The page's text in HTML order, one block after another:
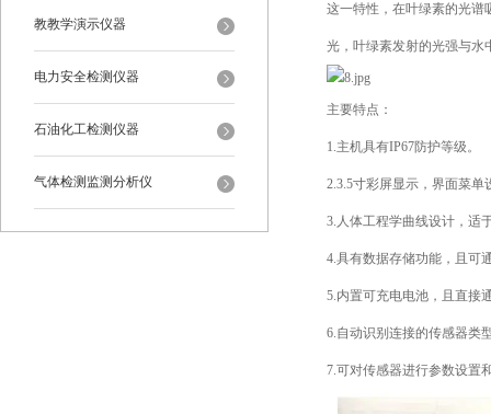
教教学演示仪器
电力安全检测仪器
石油化工检测仪器
气体检测监测分析仪
这一特性，在叶绿素的光谱
光，叶绿素发射的光强与水
主要特点：
1.主机具有IP67防护等级。
2.3.5寸彩屏显示，界面菜
3.人体工程学曲线设计，适
4.具有数据存储功能，且可
5.内置可充电电池，且直接
6.自动识别连接的传感器类
7.可对传感器进行参数设置